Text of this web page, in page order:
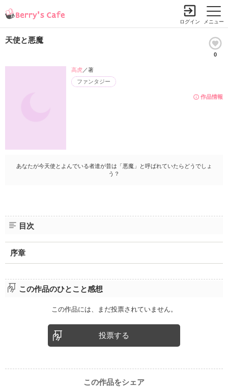
メニュー
ログイン
天使と悪魔
0
作品情報
ファンタジー
高虎／著
あなたが今天使とよんでいる者達が昔は「悪魔」と呼ばれていたらどうでしょ
う？
目次
序章
この作品のひとこと感想
この作品には、まだ投票されていません。
投票する
この作品をシェア